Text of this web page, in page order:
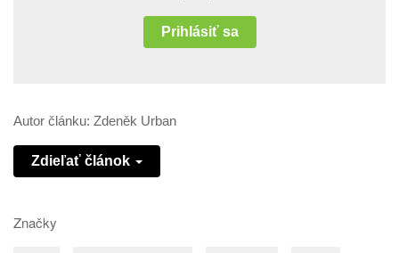
Prihlásiť sa
Autor článku: Zdeněk Urban
Zdieľať článok
Značky